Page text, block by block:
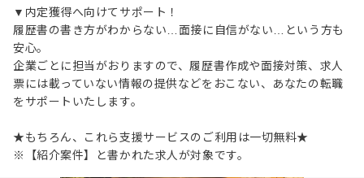
▼内定獲得へ向けてサポート！
履歴書の書き方がわからない…面接に自信がない…という方も
安心。
企業ごとに担当がおりますので、履歴書作成や面接対策、求人
票には載っていない情報の提供などをおこない、あなたの転職
をサポートいたします。
★もちろん、これら支援サービスのご利用は一切無料★
※【紹介案件】と書かれた求人が対象です。